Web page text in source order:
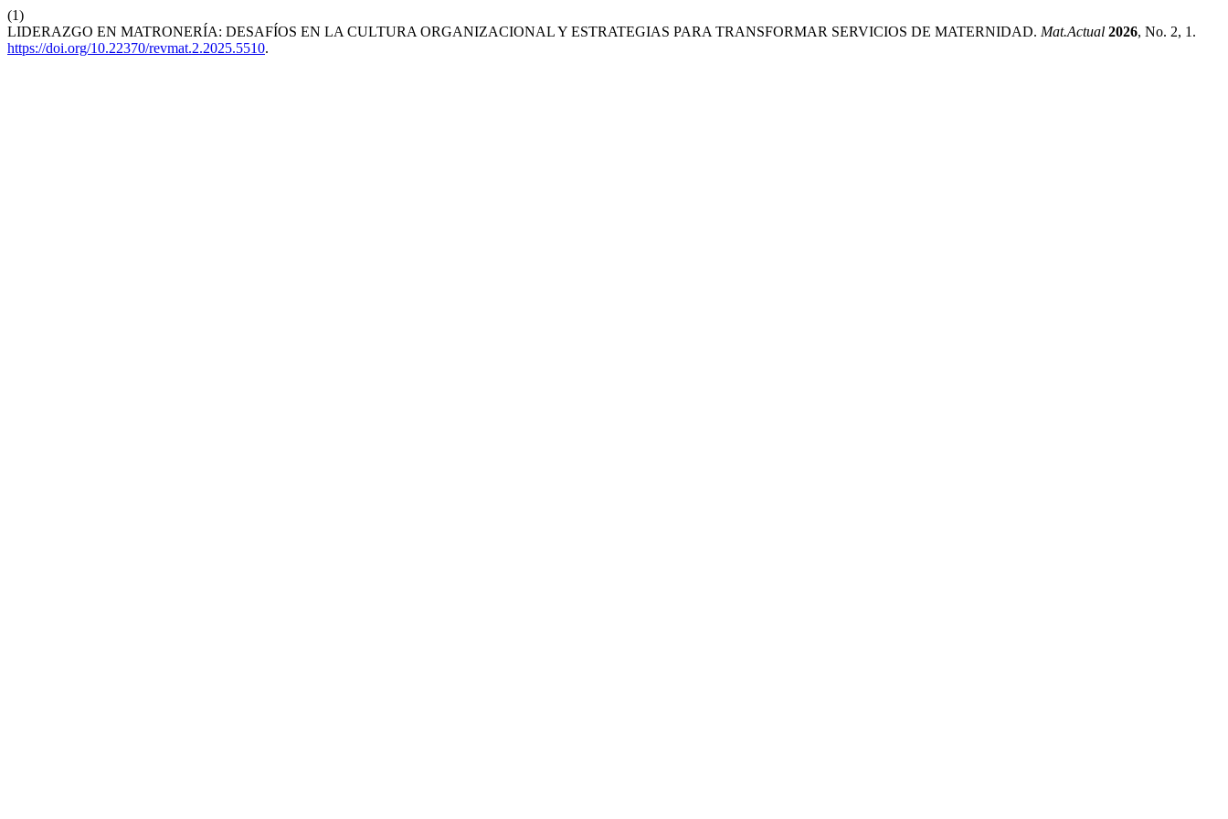
(1)
LIDERAZGO EN MATRONERÍA: DESAFÍOS EN LA CULTURA ORGANIZACIONAL Y ESTRATEGIAS PARA TRANSFORMAR SERVICIOS DE MATERNIDAD. Mat.Actual 2026, No. 2, 1.
https://doi.org/10.22370/revmat.2.2025.5510.